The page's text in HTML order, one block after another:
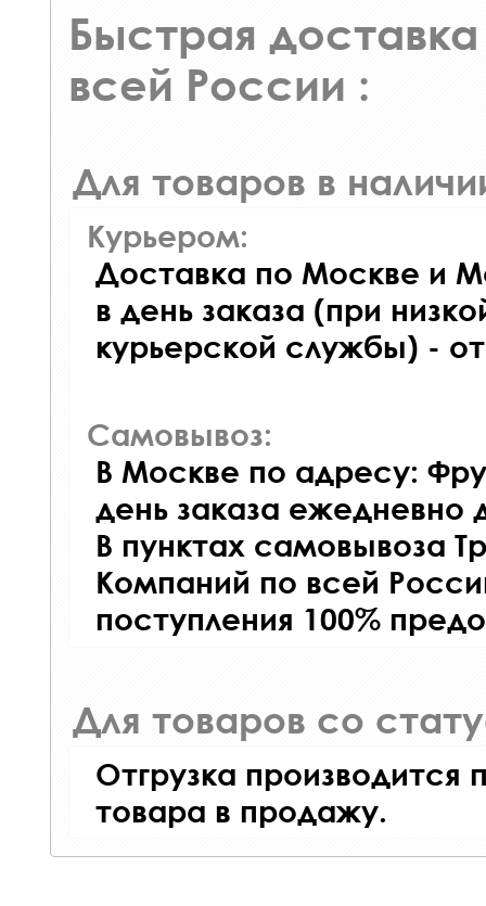
Быстрая доставка
всей России :
Для товаров в
Курьером:
Доставка по Москве и
в день заказа (при
курьерской службы) -
Самовывоз:
В Москве по адресу:
день заказа ежедневно
В пунктах самовывоза
Компаний по всей
поступления 100%
Для товаров со
Отгрузка производится
товара в продажу.